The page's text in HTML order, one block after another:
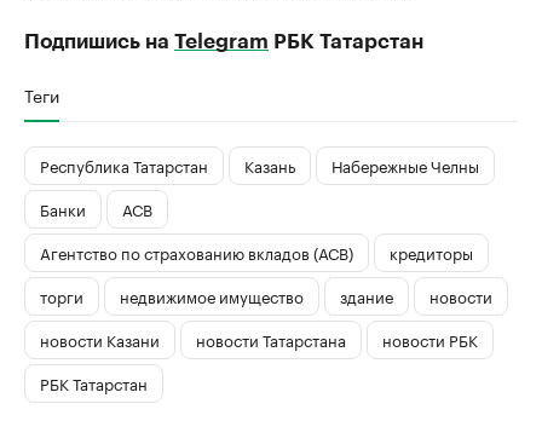
Подпишись на Telegram РБК Татарстан
Теги
Республика Татарстан Казань
Набережные Челны
Банки
АСВ
Агентство по страхованию вкладов (АСВ)
кредиторы
торги
недвижимое имущество здание
новости
новости Казани
новости Татарстана
новости РБК
РБК Татарстан